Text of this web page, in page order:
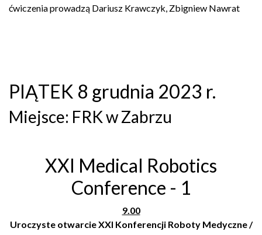
ćwiczenia prowadzą Dariusz Krawczyk, Zbigniew Nawrat
PIĄTEK 8 grudnia 2023 r.
Miejsce: FRK w Zabrzu
XXI Medical Robotics
Conference - 1
9.00
Uroczyste otwarcie XXI Konferencji Roboty Medyczne /